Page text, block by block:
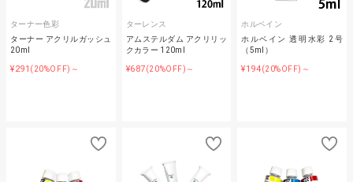
ターナー色彩
ターナー アクリルガッシュ
20ml
¥291 (20%OFF)～
ターレンス
アムステルダム アクリリッ
クカラー 120ml
¥687(20%OFF)～
ホルベイン
ホルベイン 透明水彩 2号
（5ml）
¥194(20%OFF)～